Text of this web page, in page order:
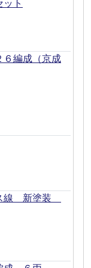
ト
編成（京成
線 新塗装